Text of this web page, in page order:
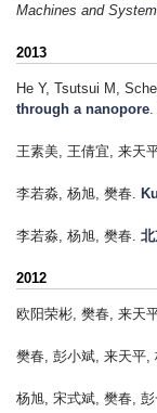
Machines and
2013
He Y, Tsutsui M,
through a nanopore
王素美, 王倩宜, 来天
李若淼, 杨旭, 樊春
李若淼, 杨旭, 樊春
2012
欧阳荣彬, 樊春, 来天
樊春, 彭小斌, 来天平,
杨旭, 宋式斌, 樊春, 彭